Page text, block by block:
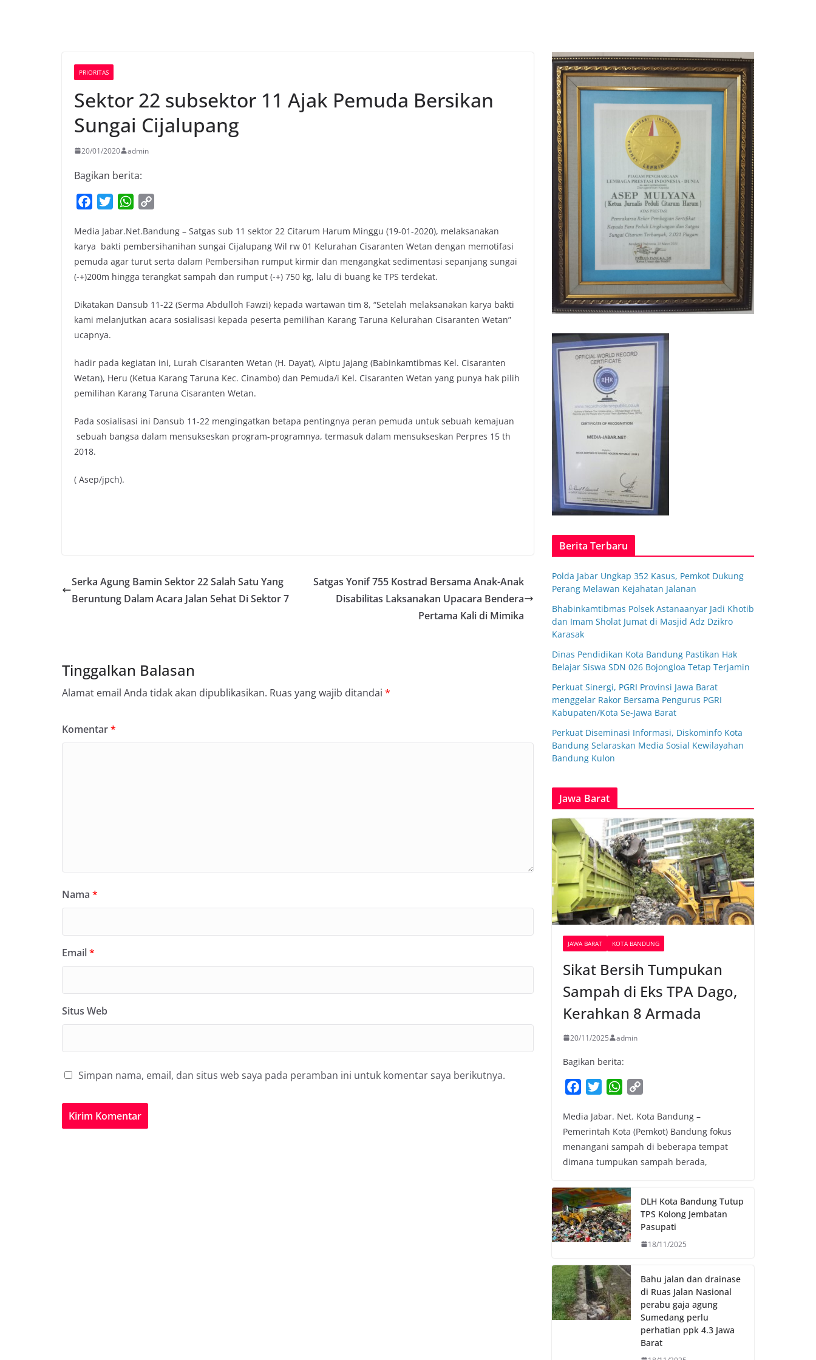
PRIORITAS
Sektor 22 subsektor 11 Ajak Pemuda Bersikan
Sungai Cijalupang
20/01/2020 admin
Bagikan berita:
c
e
b
o
k
i
t
t
e
W
a
t
s
A
p
p
y
L
i
k
Media Jabar.Net.Bandung – Satgas sub 11 sektor 22 Citarum Harum Minggu (19-01-2020), melaksanakan
karya bakti pembersihanihan sungai Cijalupang Wil rw 01 Kelurahan Cisaranten Wetan dengan memotifasi
pemuda agar turut serta dalam Pembersihan rumput kirmir dan mengangkat sedimentasi sepanjang sungai
(-+)200m hingga terangkat sampah dan rumput (-+) 750 kg, lalu di buang ke TPS terdekat.
Dikatakan Dansub 11-22 (Serma Abdulloh Fawzi) kepada wartawan tim 8, “Setelah melaksanakan karya bakti
kami melanjutkan acara sosialisasi kepada peserta pemilihan Karang Taruna Kelurahan Cisaranten Wetan”
ucapnya.
hadir pada kegiatan ini, Lurah Cisaranten Wetan (H. Dayat), Aiptu Jajang (Babinkamtibmas Kel. Cisaranten
Wetan), Heru (Ketua Karang Taruna Kec. Cinambo) dan Pemuda/i Kel. Cisaranten Wetan yang punya hak pilih
pemilihan Karang Taruna Cisaranten Wetan.
Pada sosialisasi ini Dansub 11-22 mengingatkan betapa pentingnya peran pemuda untuk sebuah kemajuan
sebuah bangsa dalam mensukseskan program-programnya, termasuk dalam mensukseskan Perpres 15 th
2018.
( Asep/jpch).
Serka Agung Bamin Sektor 22 Salah Satu Yang
Beruntung Dalam Acara Jalan Sehat Di Sektor 7
Satgas Yonif 755 Kostrad Bersama Anak-Anak
Disabilitas Laksanakan Upacara Bendera
Pertama Kali di Mimika
Tinggalkan Balasan
Alamat email Anda tidak akan dipublikasikan. Ruas yang wajib ditandai *
Komentar*
Nama *
Email*
Situs Web
Simpan nama, email, dan situs web saya pada peramban ini untuk komentar saya berikutnya.
Berita Terbaru
Polda Jabar Ungkap 352 Kasus, Pemkot Dukung
Perang Melawan Kejahatan Jalanan
Bhabinkamtibmas Polsek Astanaanyar Jadi Khotib
dan Imam Sholat Jumat di Masjid Adz Dzikro
Karasak
Dinas Pendidikan Kota Bandung Pastikan Hak
Belajar Siswa SDN 026 Bojongloa Tetap Terjamin
Perkuat Sinergi, PGRI Provinsi Jawa Barat
menggelar Rakor Bersama Pengurus PGRI
Kabupaten/Kota Se-Jawa Barat
Perkuat Diseminasi Informasi, Diskominfo Kota
Bandung Selaraskan Media Sosial Kewilayahan
Bandung Kulon
Jawa Barat
JAWA BARAT KOTA BANDUNG
Sikat Bersih Tumpukan
Sampah di Eks TPA Dago,
Kerahkan 8 Armada
20/11/2025 admin
Bagikan berita:
c
e
b
o
k
i
t
t
e
W
a
t
s
A
p
p
y
L
i
k
Media Jabar. Net. Kota Bandung –
Pemerintah Kota (Pemkot) Bandung fokus
menangani sampah di beberapa tempat
dimana tumpukan sampah berada,
DLH Kota Bandung Tutup
TPS Kolong Jembatan
Pasupati
18/11/2025
Bahu jalan dan drainase
di Ruas Jalan Nasional
perabu gaja agung
Sumedang perlu
perhatian ppk 4.3 Jawa
Barat